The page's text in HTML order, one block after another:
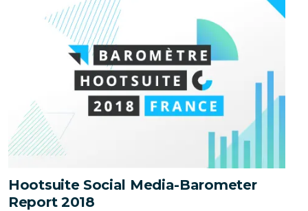
Hootsuite Social Media-Barometer
Report 2018